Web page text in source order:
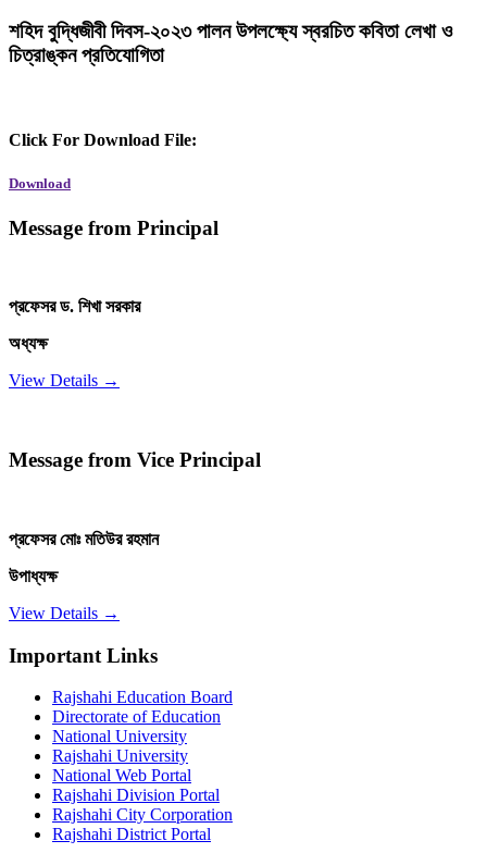
শহিদ বুদ্ধিজীবী দিবস-২০২৩ পালন উপলক্ষ্যে স্বরচিত কবিতা লেখা ও
চিত্রাঙ্কন প্রতিযোগিতা
Click For Download File:
Download
Message from Principal
প্রফেসর ড. শিখা সরকার
অধ্যক্ষ
View Details →
Message from Vice Principal
প্রফেসর মোঃ মতিউর রহমান
উপাধ্যক্ষ
View Details →
Important Links
Rajshahi Education Board
Directorate of Education
National University
Rajshahi University
National Web Portal
Rajshahi Division Portal
Rajshahi City Corporation
Rajshahi District Portal